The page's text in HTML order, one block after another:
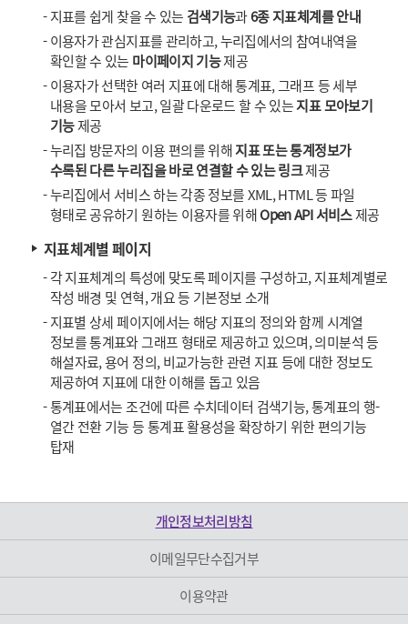
-지표를 쉽게 찾을 수 있는 검색기능과6종 지표체계를 안내
-이용자가 관심지표를 관리하고, 누리집에서의 참여내역을
확인할 수 있는 마이페이지 기능제공
-이용자가 선택한 여러 지표에 대해 통계표, 그래프 등 세부
내용을 모아서 보고, 일괄 다운로드 할 수 있는지표 모아보기
기능제공
-누리집 방문자의 이용 편의를 위해지표 또는 통계정보가
수록된 다른 누리집을 바로 연결할 수 있는 링크제공
-누리집에서 서비스 하는 각종 정보를 XML, HTML 등 파일
형태로 공유하기 원하는 이용자를 위해Open API 서비스제공
지표체계별 페이지
-각 지표체계의 특성에 맞도록 페이지를 구성하고, 지표체계별로
작성 배경 및 연혁, 개요 등 기본정보 소개
-지표별 상세 페이지에서는 해당 지표의 정의와 함께 시계열
정보를 통계표와 그래프 형태로 제공하고 있으며, 의미분석 등
해설자료, 용어 정의, 비교가능한 관련 지표 등에 대한 정보도
제공하여 지표에 대한 이해를 돕고 있음
-통계표에서는 조건에 따른 수치데이터 검색기능, 통계표의 행-
열간 전환 기능 등 통계표 활용성을 확장하기 위한 편의기능
탑재
개인정보처리방침
이메일무단수집거부
이용약관